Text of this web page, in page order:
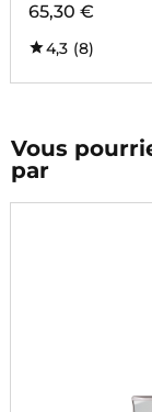
65,30 €
4,3 (8)
Vous
par